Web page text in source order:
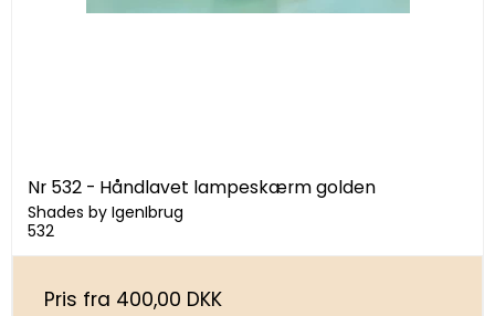
Nr 532 - Håndlavet lampeskærm golden
Shades by IgenIbrug
532
Pris fra 400,00 DKK